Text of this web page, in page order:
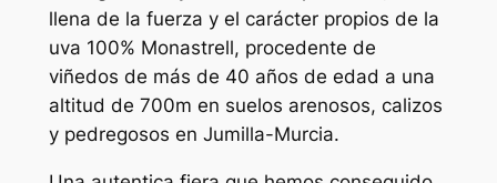
llena de la fuerza y el carácter propios de la
uva 100% Monastrell, procedente de
viñedos de más de 40 años de edad a una
altitud de 700m en suelos arenosos, calizos
y pedregosos en Jumilla-Murcia.